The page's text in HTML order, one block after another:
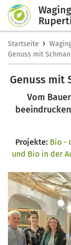
Startseite ›
Genuss mit
Genuss mit
Vom
Projekte: Bio -
und Bio in der